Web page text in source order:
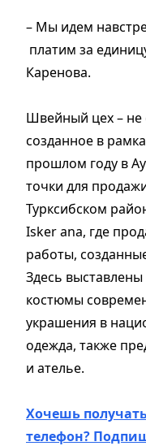
– Мы идем
платим за
Каренова.
Швейный цех – не
созданное в
прошлом году в
точки для
Турксибском
Isker ana, где
работы,
Здесь
костюмы
украшения в
одежда, также
и ателье.
Хочешь
телефон?